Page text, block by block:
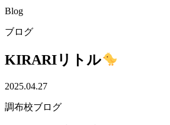
Blog
ブログ
KIRARIリトル
2025.04.27
調布校ブログ